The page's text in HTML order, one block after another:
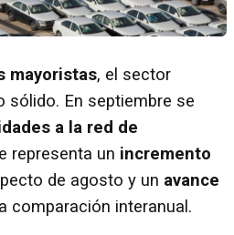
mayoristas, el sector
sólido. En septiembre se
a la red de
representa un incremento
de agosto y un avance
comparación interanual.